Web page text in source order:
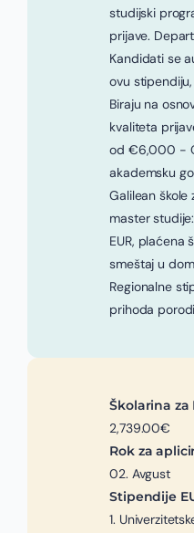
studijski
prijave.
Kandidati se
ovu
Biraju na
kvaliteta
od €6,000 -
akademsku
Galilean škole
master
EUR, plaćena
smeštaj u
Regionalne
prihoda
Školarina za
2,739.00€
Rok za
02. Avgust
Stipendije
1.